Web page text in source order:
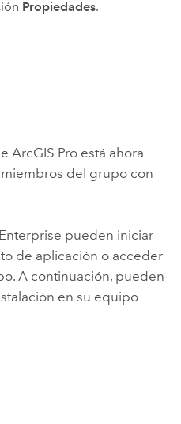
Propiedades.
ArcGIS Proestá ahora
del grupo con
pueden iniciar
de aplicación o acceder
A continuación, pueden
en su equipo